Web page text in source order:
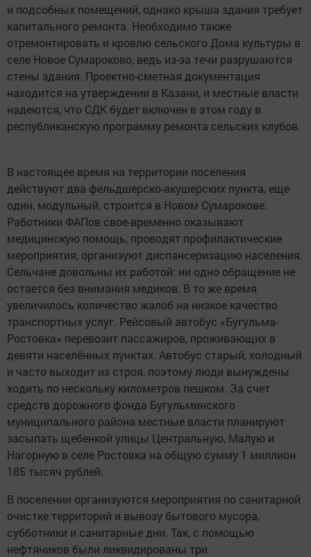
и подсобных помещений, однако крыша здания требует
капитального ремонта. Необходимо также
отремонтировать и кровлю сельского Дома культуры в
селе Новое Сумароково, ведь из-за течи разрушаются
стены здания. Проектно-сметная документация
находится на утверждении в Казани, и местные власти
надеются, что СДК будет включен в этом году в
республиканскую программу ремонта сельских клубов.
В настоящее время на территории поселения
действуют два фельдшерско-акушерских пункта, еще
один, модульный, строится в Новом Сумарокове.
Работники ФАПов свое-временно оказывают
медицинскую помощь, проводят профилактические
мероприятия, организуют диспансеризацию населения.
Сельчане довольны их работой: ни одно обращение не
остается без внимания медиков. В то же время
увеличилось количество жалоб на низкое качество
транспортных услуг. Рейсовый автобус «Бугульма-
Ростовка» перевозит пассажиров, проживающих в
девяти населённых пунктах. Автобус старый, холодный
и часто выходит из строя, поэтому люди вынуждены
ходить по нескольку километров пешком. За счет
средств дорожного фонда Бугульминского
муниципального района местные власти планируют
засыпать щебенкой улицы Центральную, Малую и
Нагорную в селе Ростовка на общую сумму 1 миллион
185 тысяч рублей.
В поселении организуются мероприятия по санитарной
очистке территорий и вывозу бытового мусора,
субботники и санитарные дни. Так, с помощью
нефтяников были ликвидированы три